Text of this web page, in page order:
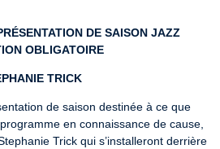
DE SAISON JAZZ
OBLIGATOIRE
TRICK
de saison destinée à ce que
en connaissance de cause,
Trick qui s’installeront derrière